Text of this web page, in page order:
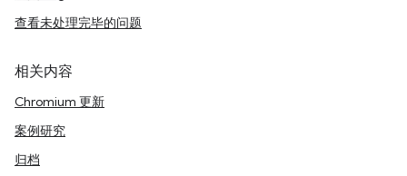
查看未处理完毕的问题
相关内容
Chromium 更新
案例研究
归档